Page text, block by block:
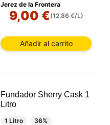
Jerez de la Frontera
9,00 €(12.86 €/L)
Añadir al carrito
Fundador Sherry Cask 1
Litro
1 Litro
36%